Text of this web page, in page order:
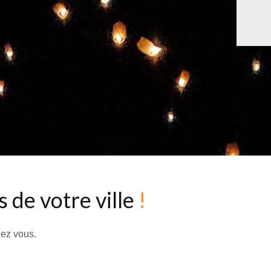
de votre ville !
vous.